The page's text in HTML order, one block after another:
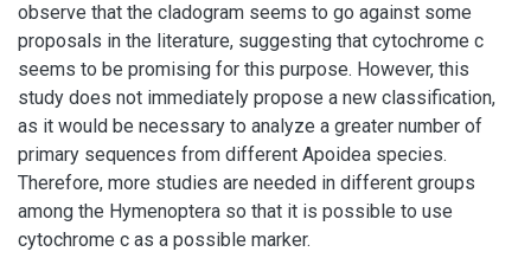
observe that the cladogram seems to go against some
proposals in the literature, suggesting that cytochrome c
seems to be promising for this purpose. However, this
study does not immediately propose a new classification,
as it would be necessary to analyze a greater number of
primary sequences from different Apoidea species.
Therefore, more studies are needed in different groups
among the Hymenoptera so that it is possible to use
cytochrome c as a possible marker.